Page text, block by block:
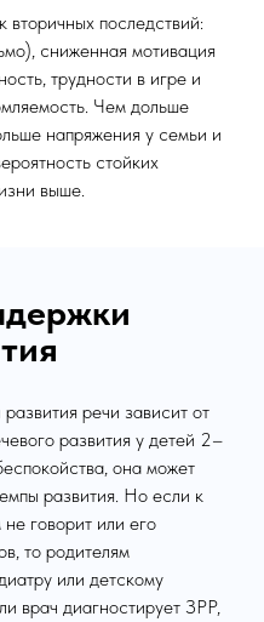
последствий:
сниженная мотивация
трудности в игре и
Чем дольше
напряжения у семьи и
стойких
выше.
речи зависит от
развития у детей 2–
она может
развития. Но если к
говорит или его
то родителям
или детскому
врач диагностирует ЗРР,